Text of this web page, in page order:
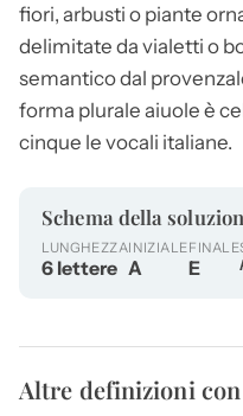
fiori, arbusti o piante
delimitate da vialetti o
semantico dal
forma plurale aiuole è
cinque le vocali italiane.
Schema della
LUNGHEZZA
6 lettere
INIZIALE
A
FINALE
E
Altre definizioni